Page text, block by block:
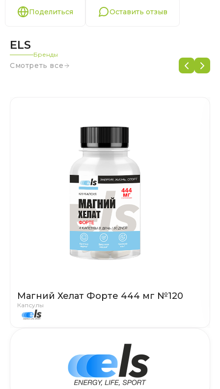
Поделиться Оставить отзыв
ELS
Бренды
Смотреть все
Магний Хелат Форте 444 мг №120
Капсулы